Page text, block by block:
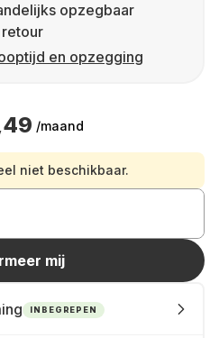
opzegbaar
en opzegging
/maand
niet beschikbaar.
mij
INBEGREPEN